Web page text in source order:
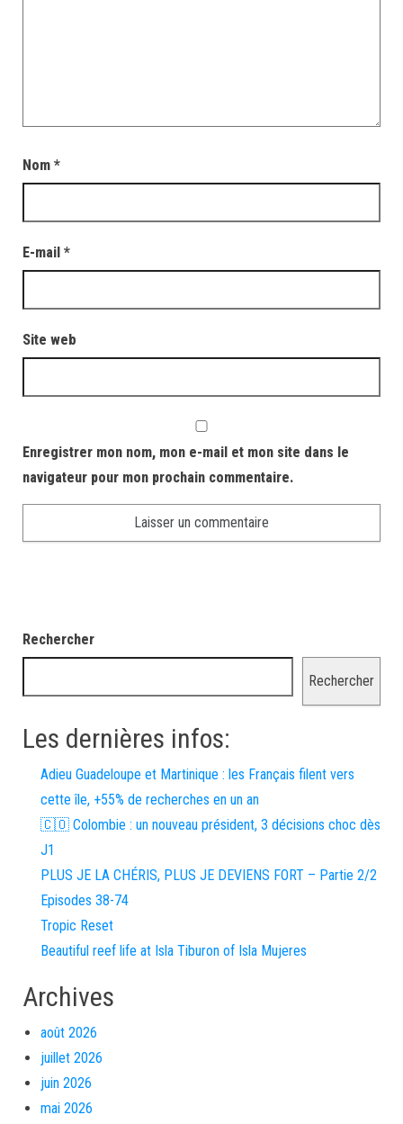
Nom *
E-mail *
Site web
Enregistrer mon nom, mon e-mail et mon site dans le
navigateur pour mon prochain commentaire.
Rechercher
Rechercher
Les dernières infos:
Adieu Guadeloupe et Martinique : les Français filent vers
cette île, +55% de recherches en un an
🇨🇴 Colombie : un nouveau président, 3 décisions choc dès
J1
PLUS JE LA CHÉRIS, PLUS JE DEVIENS FORT – Partie 2/2
Episodes 38-74
Tropic Reset
Beautiful reef life at Isla Tiburon of Isla Mujeres
Archives
août 2026
juillet 2026
juin 2026
mai 2026